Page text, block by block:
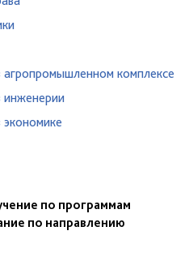
агропромышленном комплексе
инженерии
по программам
по направлению